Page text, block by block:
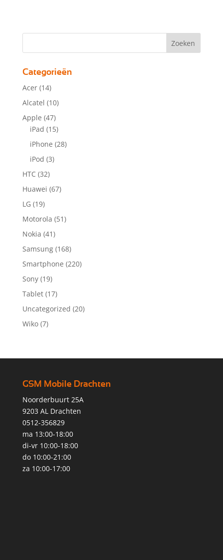
Categorieën
Acer (14)
Alcatel (10)
Apple (47)
iPad (15)
iPhone (28)
iPod (3)
HTC (32)
Huawei (67)
LG (19)
Motorola (51)
Nokia (41)
Samsung (168)
Smartphone (220)
Sony (19)
Tablet (17)
Uncategorized (20)
Wiko (7)
GSM Mobile Drachten
Noorderbuurt 25A
9203 AL Drachten
0512-356829
ma 13:00-18:00
di-vr 10:00-18:00
do 10:00-21:00
za 10:00-17:00